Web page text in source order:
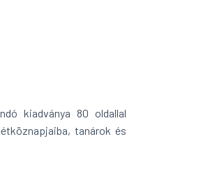
kiadványa 80 oldallal
tanárok és